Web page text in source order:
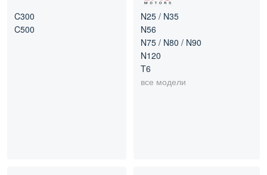
C300
C500
N25 / N35
N56
N75 / N80 / N90
N120
T6
все модели